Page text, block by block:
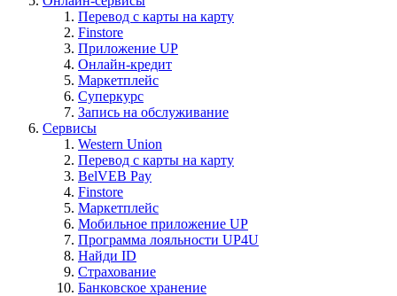
Перевод с карты на карту
Finstore
Приложение UP
Онлайн-кредит
Маркетплейс
Суперкурс
Запись на обслуживание
Сервисы
Western Union
Перевод с карты на карту
BelVEB Pay
Finstore
Маркетплейс
Мобильное приложение UP
Программа лояльности UP4U
Найди ID
Страхование
Банковское хранение